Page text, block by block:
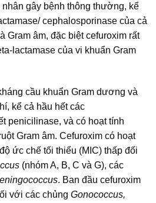
gây bệnh thông thường, kể
cephalosporinase của cả
Gram âm, đặc biệt cefuroxim rất
lactamase của vi khuẩn Gram
cầu khuẩn Gram dương và
kể cả hầu hết các
penicilinase, và có hoạt tính
Gram âm. Cefuroxim có hoạt
ức chế tối thiểu (MIC) thấp đối
(nhóm A, B, C và G), các
. Ban đầu cefuroxim
với các chủng Gonococcus,